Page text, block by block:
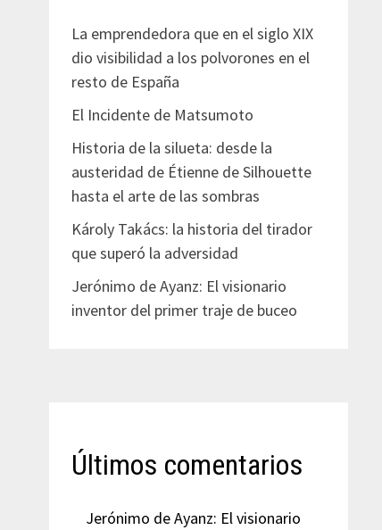
La emprendedora que en el siglo XIX
dio visibilidad a los polvorones en el
resto de España
El Incidente de Matsumoto
Historia de la silueta: desde la
austeridad de Étienne de Silhouette
hasta el arte de las sombras
Károly Takács: la historia del tirador
que superó la adversidad
Jerónimo de Ayanz: El visionario
inventor del primer traje de buceo
Últimos comentarios
Jerónimo de Ayanz: El visionario